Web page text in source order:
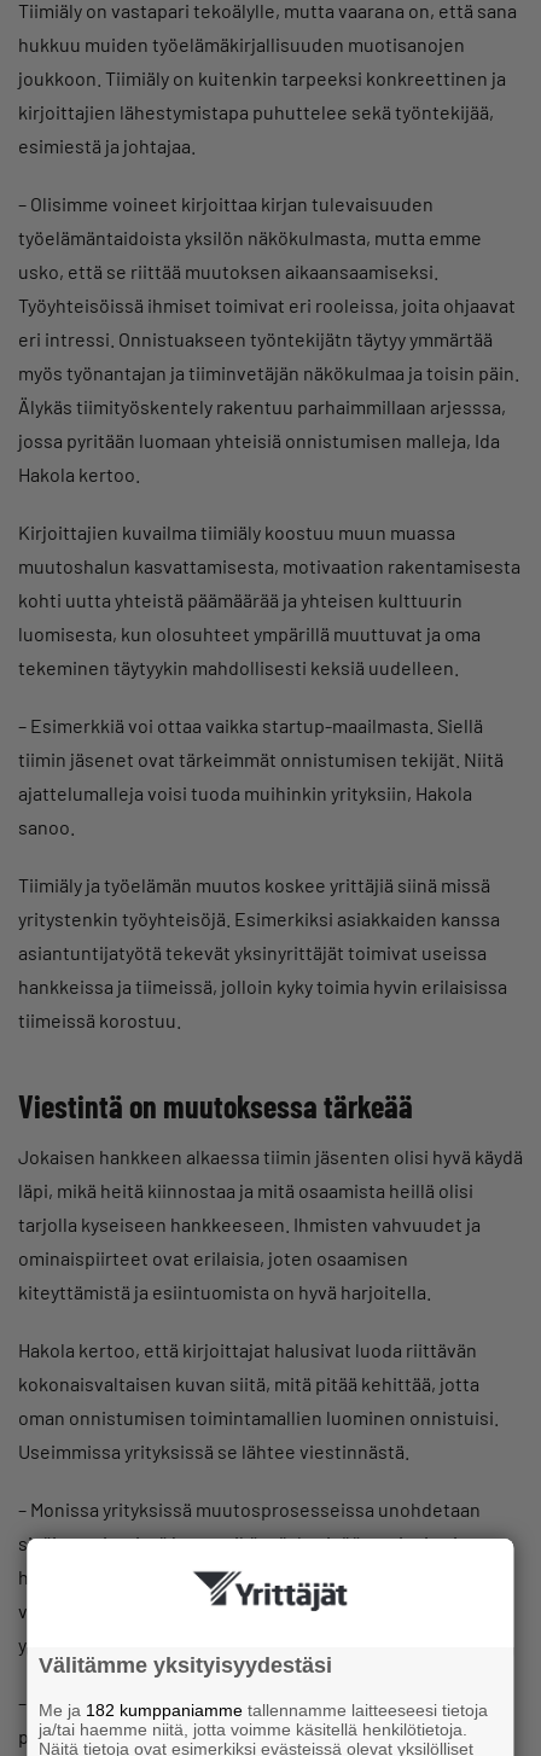
Tiimiäly on vastapari tekoälylle, mutta vaarana on, että sana
hukkuu muiden työelämäkirjallisuuden muotisanojen
joukkoon. Tiimiäly on kuitenkin tarpeeksi konkreettinen ja
kirjoittajien lähestymistapa puhuttelee sekä työntekijää,
esimiestä ja johtajaa.
– Olisimme voineet kirjoittaa kirjan tulevaisuuden
työelämäntaidoista yksilön näkökulmasta, mutta emme
usko, että se riittää muutoksen aikaansaamiseksi.
Työyhteisöissä ihmiset toimivat eri rooleissa, joita ohjaavat
eri intressi. Onnistuakseen työntekijätn täytyy ymmärtää
myös työnantajan ja tiiminvetäjän näkökulmaa ja toisin päin.
Älykäs tiimityöskentely rakentuu parhaimmillaan arjesssa,
jossa pyritään luomaan yhteisiä onnistumisen malleja, Ida
Hakola kertoo.
Kirjoittajien kuvailma tiimiäly koostuu muun muassa
muutoshalun kasvattamisesta, motivaation rakentamisesta
kohti uutta yhteistä päämäärää ja yhteisen kulttuurin
luomisesta, kun olosuhteet ympärillä muuttuvat ja oma
tekeminen täytyykin mahdollisesti keksiä uudelleen.
– Esimerkkiä voi ottaa vaikka startup-maailmasta. Siellä
tiimin jäsenet ovat tärkeimmät onnistumisen tekijät. Niitä
ajattelumalleja voisi tuoda muihinkin yrityksiin, Hakola
sanoo.
Tiimiäly ja työelämän muutos koskee yrittäjiä siinä missä
yritystenkin työyhteisöjä. Esimerkiksi asiakkaiden kanssa
asiantuntijatyötä tekevät yksinyrittäjät toimivat useissa
hankkeissa ja tiimeissä, jolloin kyky toimia hyvin erilaisissa
tiimeissä korostuu.
Viestintä on muutoksessa tärkeää
Jokaisen hankkeen alkaessa tiimin jäsenten olisi hyvä käydä
läpi, mikä heitä kiinnostaa ja mitä osaamista heillä olisi
tarjolla kyseiseen hankkeeseen. Ihmisten vahvuudet ja
ominaispiirteet ovat erilaisia, joten osaamisen
kiteyttämistä ja esiintuomista on hyvä harjoitella.
Hakola kertoo, että kirjoittajat halusivat luoda riittävän
kokonaisvaltaisen kuvan siitä, mitä pitää kehittää, jotta
oman onnistumisen toimintamallien luominen onnistuisi.
Useimmissa yrityksissä se lähtee viestinnästä.
– Monissa yrityksissä muutosprosesseissa unohdetaan
sisäinen viestintä ja se, mikä työyhteisöä motivoi, miten
heitä innostetaan ja miten muutos tarinallistetaan. Muutos
vaatii jatkuvaa viestintää siitä kartasta, jolla mennään
yhtistä maalia kohti, Hiila sanoo.
– Motivaation suhde tuloksentekokykyyn on jopa 37
prosenttia tutkimusten mukaan, Hakola sanoo.
Välitämme yksityisyydestäsi
Me ja 182 kumppaniamme tallennamme laitteeseesi tietoja
ja/tai haemme niitä, jotta voimme käsitellä henkilötietoja.
Näitä tietoja ovat esimerkiksi evästeissä olevat yksilölliset